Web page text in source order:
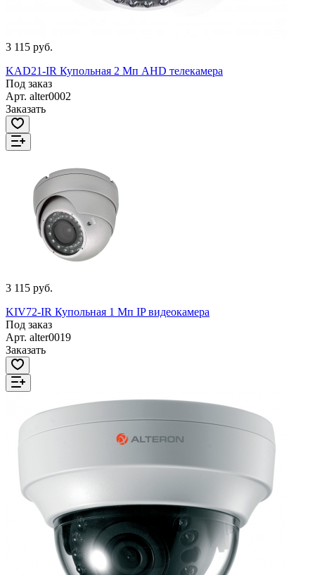
3 115 руб.
KAD21-IR Купольная 2 Мп AHD телекамера
Под заказ
Арт. alter0002
Заказать
3 115 руб.
KIV72-IR Купольная 1 Мп IP видеокамера
Под заказ
Арт. alter0019
Заказать